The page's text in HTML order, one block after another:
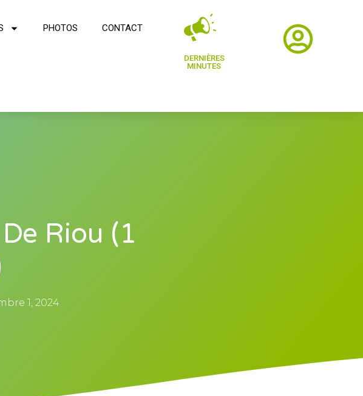
PHOTOS CONTACT
DERNIÈRES
MINUTES
Riou (1
1, 2024